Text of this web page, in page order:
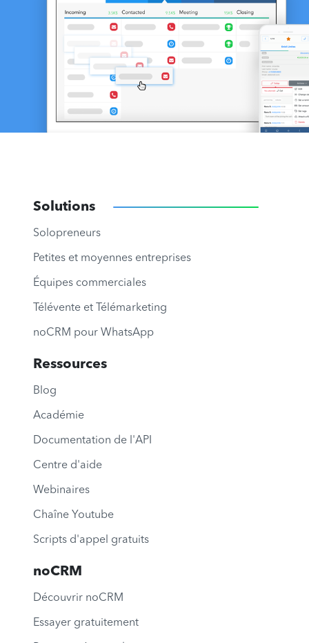
Solutions
Solopreneurs
Petites et moyennes entreprises
Équipes commerciales
Télévente et Télémarketing
noCRM pour WhatsApp
Ressources
Blog
Académie
Documentation de l'API
Centre d'aide
Webinaires
Chaîne Youtube
Scripts d'appel gratuits
noCRM
Découvrir noCRM
Essayer gratuitement